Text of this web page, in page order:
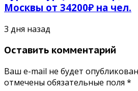
Москвы от 34200₽ на чел.
3 дня назад
Оставить комментарий
Ваш e-mail не будет
отмечены обязательные поля *